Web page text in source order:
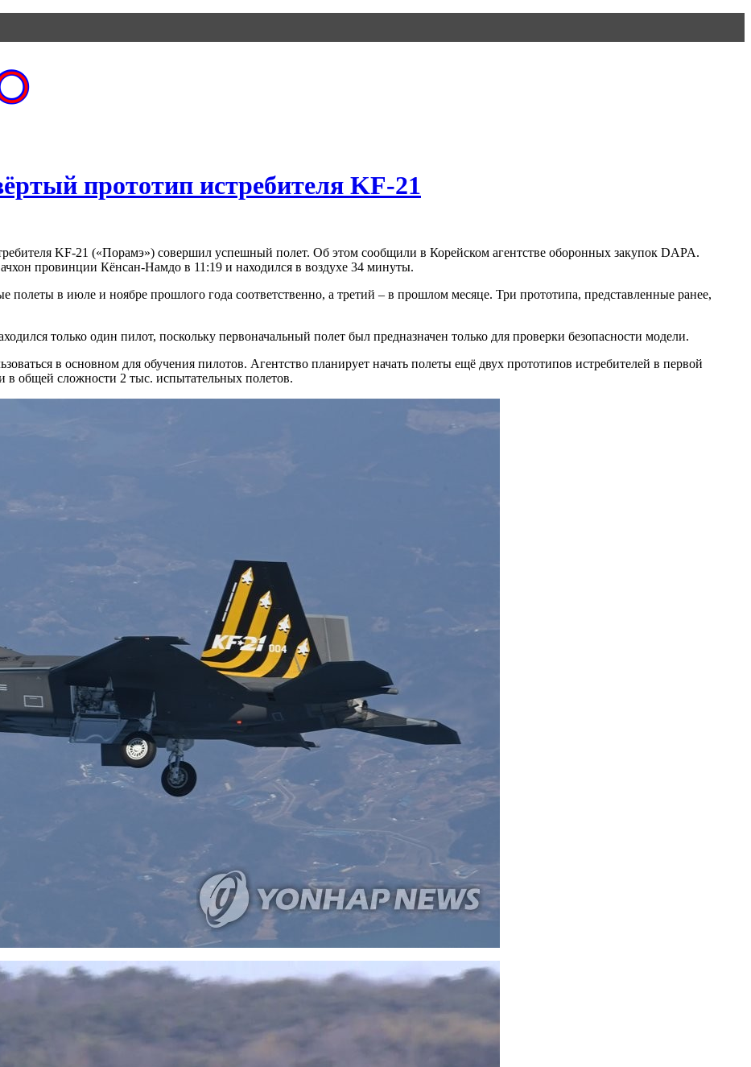
прототип истребителя KF-21
KF-21 («Порамэ») совершил успешный полет. Об этом сообщили в Корейском агентстве оборонных закупок DAPA.
провинции Кёнсан-Намдо в 11:19 и находился в воздухе 34 минуты.
в июле и ноябре прошлого года соответственно, а третий – в прошлом месяце. Три прототипа, представленные ранее,
только один пилот, поскольку первоначальный полет был предназначен только для проверки безопасности модели.
в основном для обучения пилотов. Агентство планирует начать полеты ещё двух прототипов истребителей в первой
в общей сложности 2 тыс. испытательных полетов.